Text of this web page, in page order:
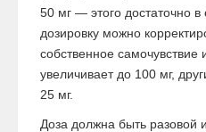
50 мг — этого достаточно
дозировку можно
собственное самочувствие
увеличивает до 100 мг,
25 мг.
Доза должна быть разовой